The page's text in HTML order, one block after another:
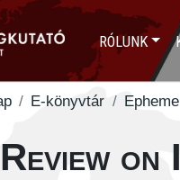
RÓLUNK
E-könyvtár
Review